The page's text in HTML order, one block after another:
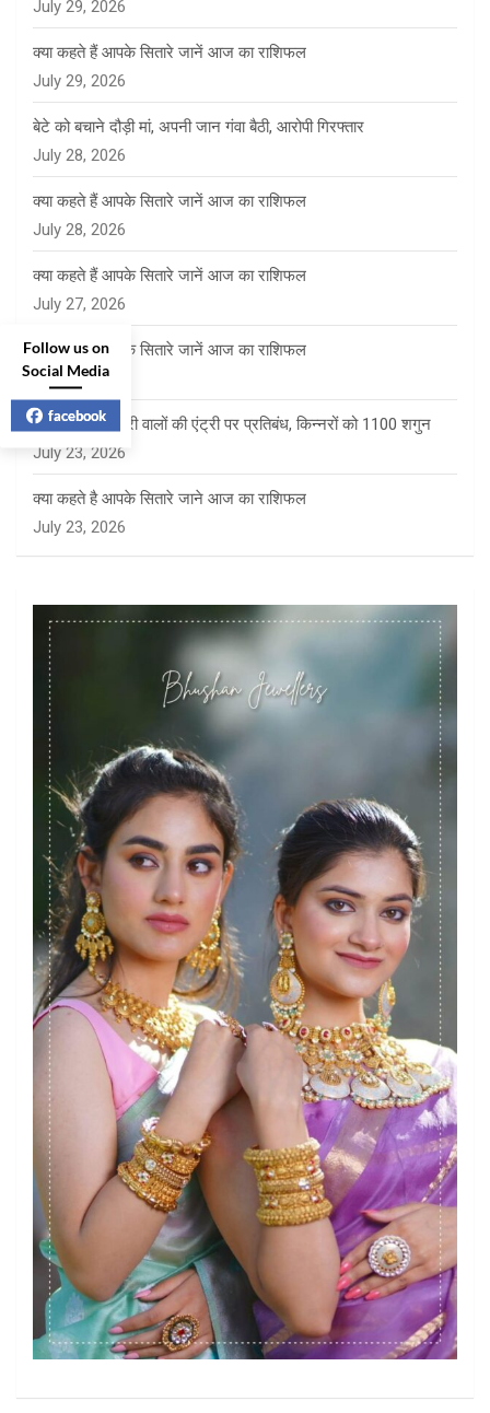
July 29, 2026
क्या कहते हैं आपके सितारे जानें आज का राशिफल
July 29, 2026
बेटे को बचाने दौड़ी मां, अपनी जान गंवा बैठी, आरोपी गिरफ्तार
July 28, 2026
क्या कहते हैं आपके सितारे जानें आज का राशिफल
July 28, 2026
क्या कहते हैं आपके सितारे जानें आज का राशिफल
July 27, 2026
क्या कहते हैं आपके सितारे जानें आज का राशिफल
July 24, 2026
साई पंचायत में फेरी वालों की एंट्री पर प्रतिबंध, किन्नरों को 1100 शगुन
July 23, 2026
क्या कहते है आपके सितारे जाने आज का राशिफल
July 23, 2026
Follow us on
Social Media
facebook